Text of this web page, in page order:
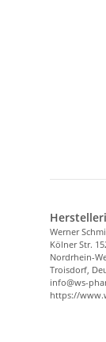
Werner
Kölner Str.
Nordrhein-
Troisdorf,
info@ws-
https://